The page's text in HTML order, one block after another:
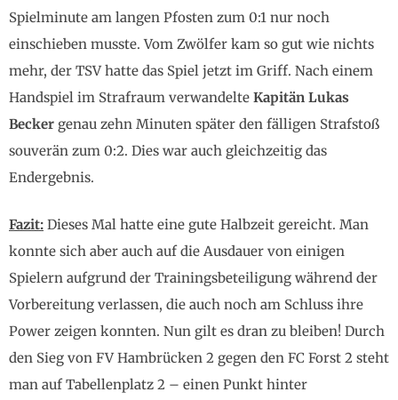
Spielminute am langen Pfosten zum 0:1 nur noch
einschieben musste. Vom Zwölfer kam so gut wie nichts
mehr, der TSV hatte das Spiel jetzt im Griff. Nach einem
Handspiel im Strafraum verwandelte Kapitän Lukas
Becker genau zehn Minuten später den fälligen Strafstoß
souverän zum 0:2. Dies war auch gleichzeitig das
Endergebnis.
Fazit: Dieses Mal hatte eine gute Halbzeit gereicht. Man
konnte sich aber auch auf die Ausdauer von einigen
Spielern aufgrund der Trainingsbeteiligung während der
Vorbereitung verlassen, die auch noch am Schluss ihre
Power zeigen konnten. Nun gilt es dran zu bleiben! Durch
den Sieg von FV Hambrücken 2 gegen den FC Forst 2 steht
man auf Tabellenplatz 2 – einen Punkt hinter